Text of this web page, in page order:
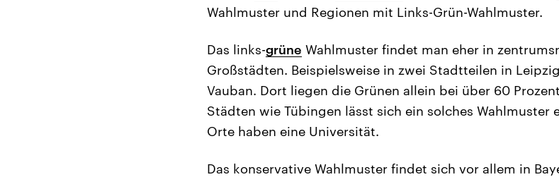
Wahlmuster und Regionen mit Links-Grün-Wahlmuster.
Das links-grüne Wahlmuster findet man eher in
Großstädten. Beispielsweise in zwei Stadtteilen in
Vauban. Dort liegen die Grünen allein bei über 60
Städten wie Tübingen lässt sich ein solches Wahlmuster
Orte haben eine Universität.
Das konservative Wahlmuster findet sich vor allem in